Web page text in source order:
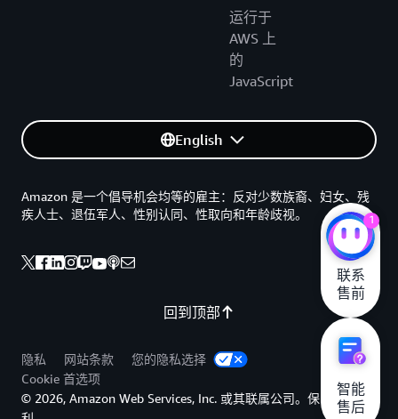
运行于
AWS 上
的
JavaScript
English
回到顶部
Amazon 是一个倡导机会均等的雇主：反对少数族裔、妇女、残
疾人士、退伍军人、性别认同、性取向和年龄歧视。
隐私 网站条款
您的隐私选择
Cookie 首选项
© 2026, Amazon Web Services, Inc. 或其联属公司。保留所有权
1
联系
售前
智能
售后